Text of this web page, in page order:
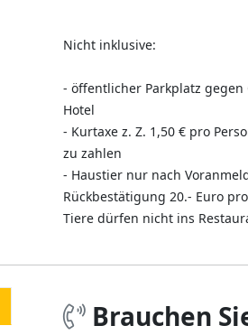
Nicht inklusive:
- öffentlicher Parkplatz gegen
Hotel
- Kurtaxe z. Z. 1,50 € pro
zu zahlen
- Haustier nur nach
Rückbestätigung 20.- Euro
Tiere dürfen nicht ins
Brauchen